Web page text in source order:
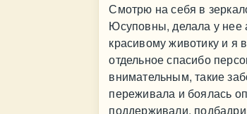
Смотрю на себя в
Юсуповны, делала у нее
красивому животику и я
отдельное спасибо
внимательным, такие
переживала и боялась
поддерживали,